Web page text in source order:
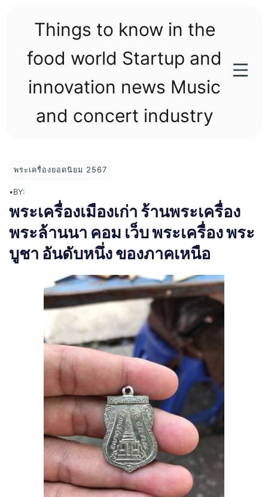
Things to know in the
food world Startup and
innovation news Music
and concert industry
พระเครื่องยอดนิยม 2567
•BY:
พระเครื่องเมืองเก่า ร้านพระเครื่อง
พระล้านนา คอม เว็บ พระเครื่อง พระ
บูชา อันดับหนึ่ง ของภาคเหนือ